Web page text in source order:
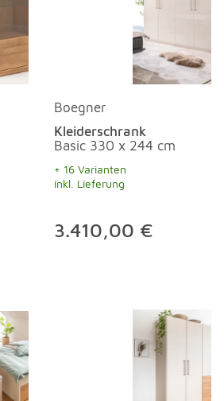
Boegner
Kleiderschrank
Basic 330 x 244 cm
+ 16 Varianten
inkl. Lieferung
3.410,00 €